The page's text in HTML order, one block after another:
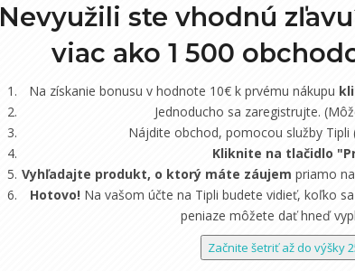
Nevyužili ste vhodnú
viac ako 1 500
Na získanie bonusu v hodnote 10€ k prvému nákupu
Jednoducho sa zaregistrujte.
Nájdite obchod, pomocou služby
Kliknite na tlačidlo
Vyhľadajte produkt, o ktorý máte záujem priamo
Hotovo!Na vašom účte na Tipli budete vidieť, koľko
peniaze môžete dať hneď
Začnite šetriť až do výšky